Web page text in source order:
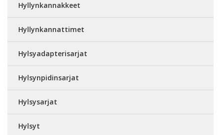
Hyllynkannakkeet
Hyllynkannattimet
Hylsyadapterisarjat
Hylsynpidinsarjat
Hylsysarjat
Hylsyt